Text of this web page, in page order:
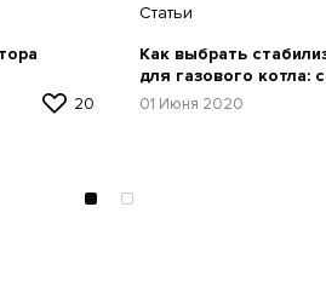
20
Статьи
Как выбрать
для газового котла:
рекомендации по
01 Июня 2020